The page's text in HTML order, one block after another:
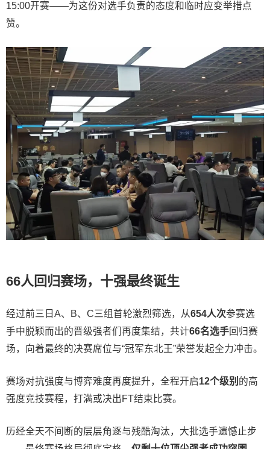
15:00开赛——为这份对选手负责的态度和临时应变举措点
赞。
66人回归赛场，十强最终诞生
经过前三日A、B、C三组首轮激烈筛选，从654人次参赛选
手中脱颖而出的晋级强者们再度集结，共计66名选手 回归赛
场，向着最终的决赛席位与“冠军东北王”荣誉发起全力冲击。
赛场对抗强度与博弈难度再度提升，全程开启12个级别 的高
强度竞技赛程，打满或决出FT结束比赛。
历经全天不间断的层层角逐与残酷淘汰，大批选手遗憾止步